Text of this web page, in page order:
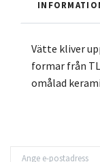
Vätte kliver
formar från
omålad